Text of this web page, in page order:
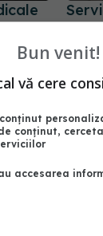
lista
12 aug
Bun venit!
vă cere
conținut,
accesarea